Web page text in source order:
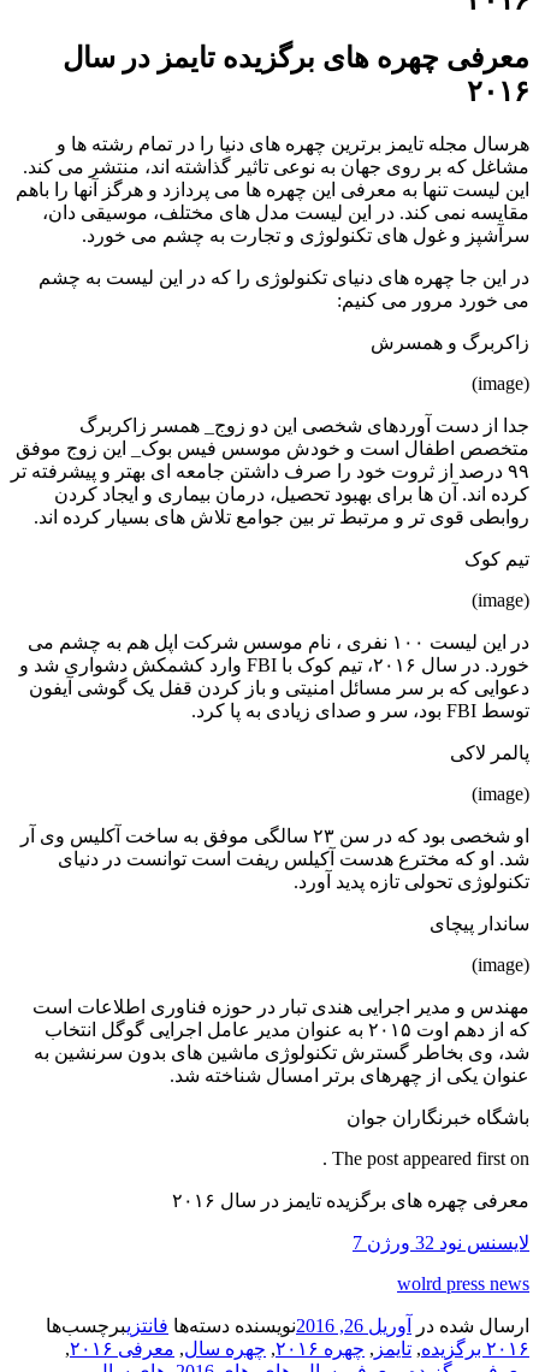
معرفی چهره های برگزیده تایمز در سال
۲۰۱۶
هرسال مجله تایمز برترین چهره های دنیا را در تمام رشته ها و
مشاغل که بر روی جهان به نوعی تاثیر گذاشته اند، منتشر می کند.
این لیست تنها به معرفی این چهره ها می پردازد و هرگز آنها را باهم
مقایسه نمی کند. در این لیست مدل های مختلف، موسیقی دان،
سرآشپز و غول های تکنولوژی و تجارت به چشم می خورد.
در این جا چهره های دنیای تکنولوژی را که در این لیست به چشم
می خورد مرور می کنیم:
زاکربرگ و همسرش
(image)
جدا از دست آوردهای شخصی این دو زوج_ همسر زاکربرگ
متخصص اطفال است و خودش موسس فیس بوک_ این زوج موفق
۹۹ درصد از ثروت خود را صرف داشتن جامعه ای بهتر و پیشرفته تر
کرده اند. آن ها برای بهبود تحصیل، درمان بیماری و ایجاد کردن
روابطی قوی تر و مرتبط تر بین جوامع تلاش های بسیار کرده اند.
تیم کوک
(image)
در این لیست ۱۰۰ نفری ، نام موسس شرکت اپل هم به چشم می
خورد. در سال ۲۰۱۶، تیم کوک با FBI وارد کشمکش دشواری شد و
دعوایی که بر سر مسائل امنیتی و باز کردن قفل یک گوشی آیفون
توسط FBI بود، سر و صدای زیادی به پا کرد.
پالمر لاکی
(image)
او شخصی بود که در سن ۲۳ سالگی موفق به ساخت آکلیس وی آر
شد. او که مخترع هدست آکیلس ریفت است توانست در دنیای
تکنولوژی تحولی تازه پدید آورد.
ساندار پیچای
(image)
مهندس و مدیر اجرایی هندی تبار در حوزه فناوری اطلاعات است
که از دهم اوت ۲۰۱۵ به عنوان مدیر عامل اجرایی گوگل انتخاب
شد، وی بخاطر گسترش تکنولوژی ماشین های بدون سرنشین به
عنوان یکی از چهرهای برتر امسال شناخته شد.
باشگاه خبرنگاران جوان
The post appeared first on .
معرفی چهره های برگزیده تایمز در سال ۲۰۱۶
لایسنس نود 32 ورژن 7
wolrd press news
ارسال شده در آوریل 26, 2016 نویسنده دسته‌ها فانتزیبرچسب‌ها
۲۰۱۶ برگزیده
, تایمز , چهره ۲۰۱۶ , چهره سال, معرفی ۲۰۱۶
,